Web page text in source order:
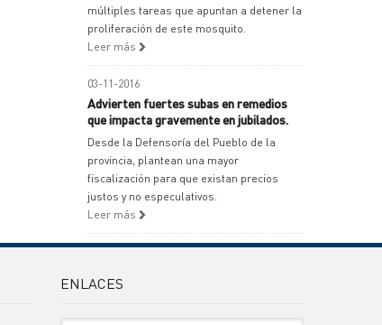
múltiples tareas que apuntan a detener la
proliferación de este mosquito.
Leer más
03-11-2016
Advierten fuertes subas en remedios
que impacta gravemente en jubilados.
Desde la Defensoría del Pueblo de la
provincia, plantean una mayor
fiscalización para que existan precios
justos y no especulativos.
Leer más
ENLACES